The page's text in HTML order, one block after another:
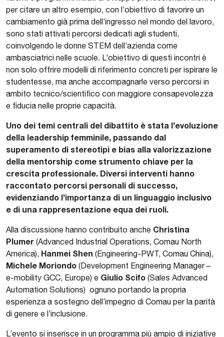
per citare un altro esempio, con l’obiettivo di favorire un
cambiamento già prima dell’ingresso nel mondo del lavoro,
sono stati attivati percorsi dedicati agli studenti,
coinvolgendo le donne STEM dell’azienda come
ambasciatrici nelle scuole. L’obiettivo di questi incontri è
non solo offrire modelli di riferimento concreti per ispirare le
studentesse, ma anche accompagnarle verso percorsi in
ambito tecnico/scientifico con maggiore consapevolezza
e fiducia nelle proprie capacità.
Uno dei temi centrali del dibattito è stata l’evoluzione
della leadership femminile, passando dal
superamento di stereotipi e bias alla valorizzazione
della mentorship come strumento chiave per la
crescita professionale. Diversi interventi hanno
raccontato percorsi personali di successo,
evidenziando l’importanza di un linguaggio inclusivo
e di una rappresentazione equa dei ruoli.
Alla discussione hanno contribuito anche Christina
Plumer (Advanced Industrial Operations, Comau North
America), Hanmei Shen (Engineering-PWT, Comau China),
Michele Moriondo (Development Engineering Manager –
e-mobility GCC, Europe) e Giulio Scifo (Sales Advanced
Automation Solutions) ognuno portando la propria
esperienza a sostegno dell’impegno di Comau per la parità
di genere e l’inclusione.
L’evento si inserisce in un programma più ampio di iniziative